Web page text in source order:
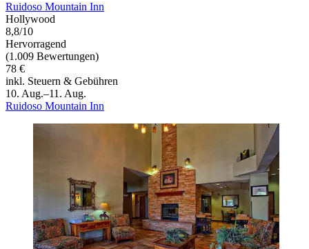
Ruidoso Mountain Inn
Hollywood
8,8/10
Hervorragend
(1.009 Bewertungen)
78 €
inkl. Steuern & Gebühren
10. Aug.–11. Aug.
Ruidoso Mountain Inn